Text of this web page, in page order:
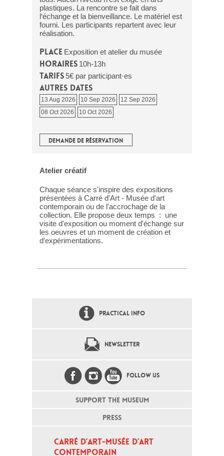
plastiques. La rencontre se fait dans
l‘échange et la bienveillance. Le matériel est
fourni. Les participants repartent avec leur
réalisation.
Place Exposition et atelier du musée
Horaires 10h-13h
Tarifs 5€ par participant·es
Autres dates
13 Aug 2026 10 Sep 2026
12 Sep 2026
08 Oct 2026
10 Oct 2026
DEMANDE DE RÉSERVATION
Atelier créatif
Chaque séance s'inspire des expositions
présentées à Carré d'Art - Musée d'art
contemporain ou de l'accrochage de la
collection. Elle propose deux temps : une
visite d'exposition ou moment d'échange sur
les oeuvres et un moment de création et
d’expérimentations.
PRACTICAL INFO
NEWSLETTER
FOLLOW US
SUPPORT THE MUSEUM
PRESS
CARRÉ D’ART-MUSÉE D’ART
CONTEMPORAIN